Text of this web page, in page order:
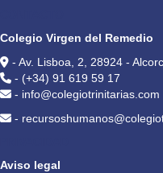
Colegio Virgen del Remedio
- Av. Lisboa, 2, 28924 -
- (+34) 91 619 59 17
- info@colegiotrinitarias.com
-
Aviso legal